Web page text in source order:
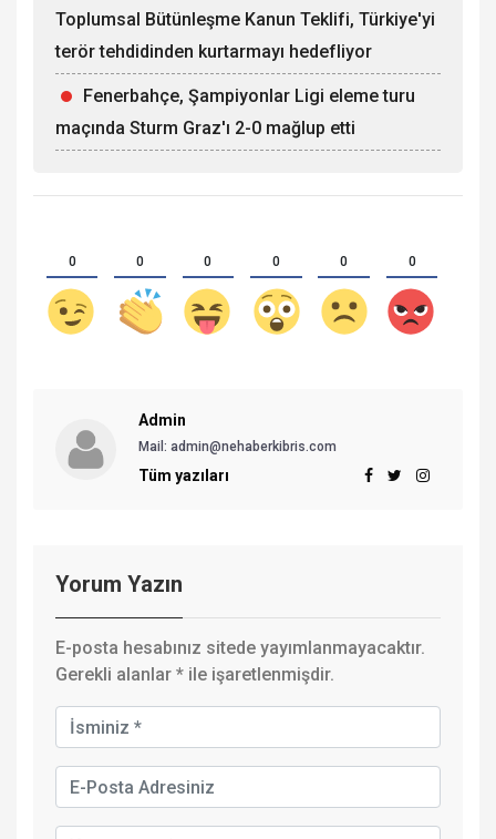
Toplumsal Bütünleşme Kanun Teklifi, Türkiye'yi
terör tehdidinden kurtarmayı hedefliyor
Fenerbahçe, Şampiyonlar Ligi eleme turu
maçında Sturm Graz'ı 2-0 mağlup etti
0 0 0 0 0 0
Admin
Mail: admin@nehaberkibris.com
Tüm yazıları
Yorum Yazın
E-posta hesabınız sitede yayımlanmayacaktır.
Gerekli alanlar * ile işaretlenmişdir.